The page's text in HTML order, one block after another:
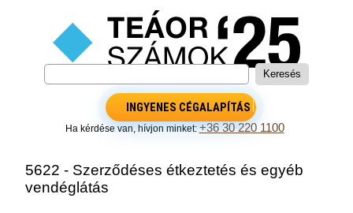
INGYENES CÉGALAPÍTÁS
Ha kérdése van, hívjon minket:+36 30 220 1100
5622 - Szerződéses étkeztetés és egyéb
vendéglátás